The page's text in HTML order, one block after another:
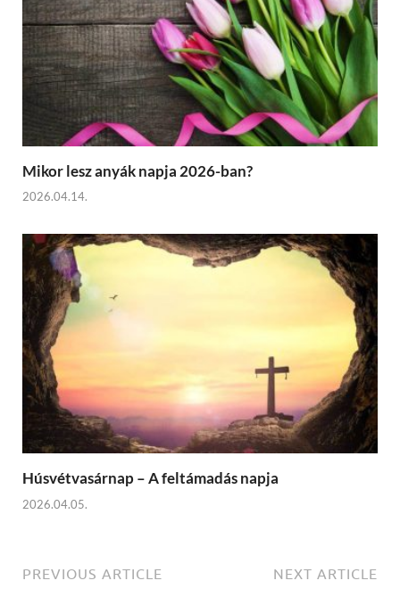
Mikor lesz anyák napja 2026-ban?
2026.04.14.
Húsvétvasárnap – A feltámadás napja
2026.04.05.
PREVIOUS ARTICLE NEXT ARTICLE